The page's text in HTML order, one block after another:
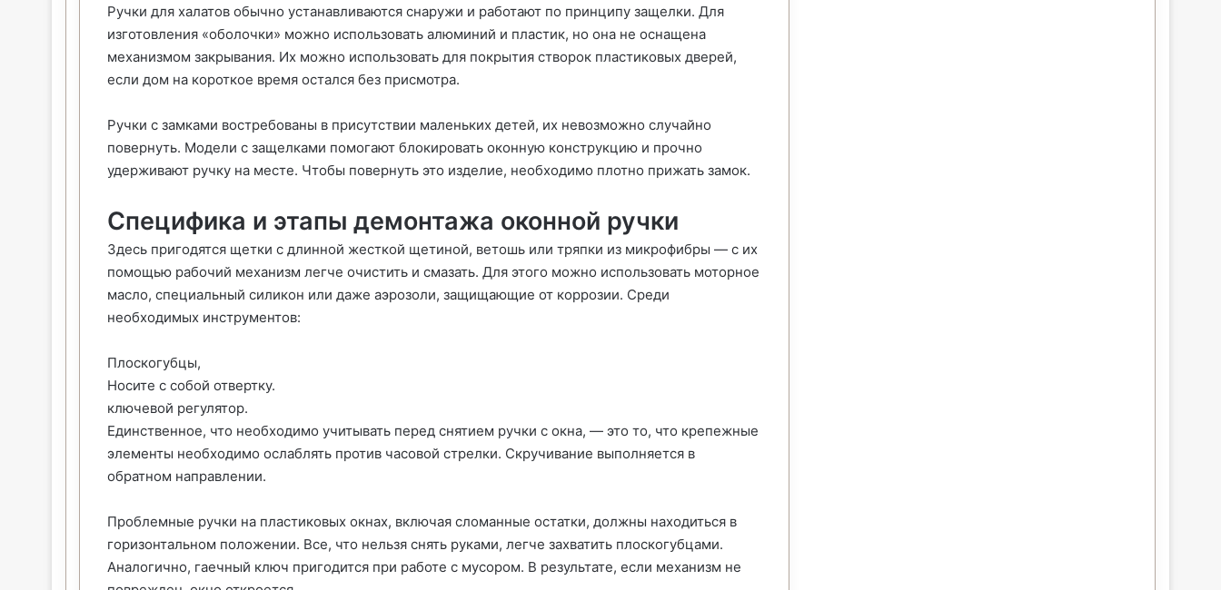
Ручки для халатов обычно устанавливаются снаружи и работают по принципу защелки. Для
изготовления «оболочки» можно использовать алюминий и пластик, но она не оснащена
механизмом закрывания. Их можно использовать для покрытия створок пластиковых дверей,
если дом на короткое время остался без присмотра.
Ручки с замками востребованы в присутствии маленьких детей, их невозможно случайно
повернуть. Модели с защелками помогают блокировать оконную конструкцию и прочно
удерживают ручку на месте. Чтобы повернуть это изделие, необходимо плотно прижать замок.
Специфика и этапы демонтажа оконной ручки
Здесь пригодятся щетки с длинной жесткой щетиной, ветошь или тряпки из микрофибры — с их
помощью рабочий механизм легче очистить и смазать. Для этого можно использовать моторное
масло, специальный силикон или даже аэрозоли, защищающие от коррозии. Среди
необходимых инструментов:
Плоскогубцы,
Носите с собой отвертку.
ключевой регулятор.
Единственное, что необходимо учитывать перед снятием ручки с окна, — это то, что крепежные
элементы необходимо ослаблять против часовой стрелки. Скручивание выполняется в
обратном направлении.
Проблемные ручки на пластиковых окнах, включая сломанные остатки, должны находиться в
горизонтальном положении. Все, что нельзя снять руками, легче захватить плоскогубцами.
Аналогично, гаечный ключ пригодится при работе с мусором. В результате, если механизм не